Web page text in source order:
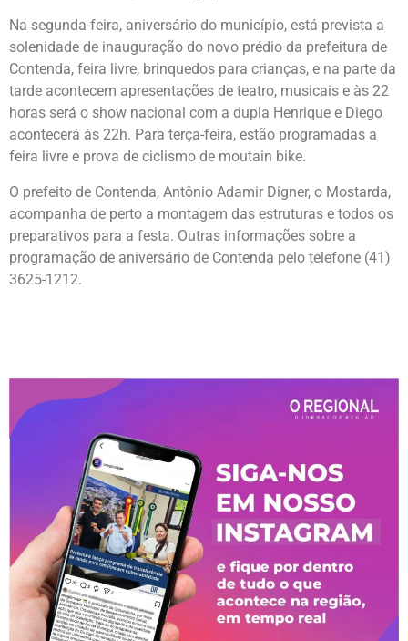
Na segunda-feira, aniversário do município, está prevista a
solenidade de inauguração do novo prédio da prefeitura de
Contenda, feira livre, brinquedos para crianças, e na parte da
tarde acontecem apresentações de teatro, musicais e às 22
horas será o show nacional com a dupla Henrique e Diego
acontecerá às 22h. Para terça-feira, estão programadas a
feira livre e prova de ciclismo de moutain bike.
O prefeito de Contenda, Antônio Adamir Digner, o Mostarda,
acompanha de perto a montagem das estruturas e todos os
preparativos para a festa. Outras informações sobre a
programação de aniversário de Contenda pelo telefone (41)
3625-1212.